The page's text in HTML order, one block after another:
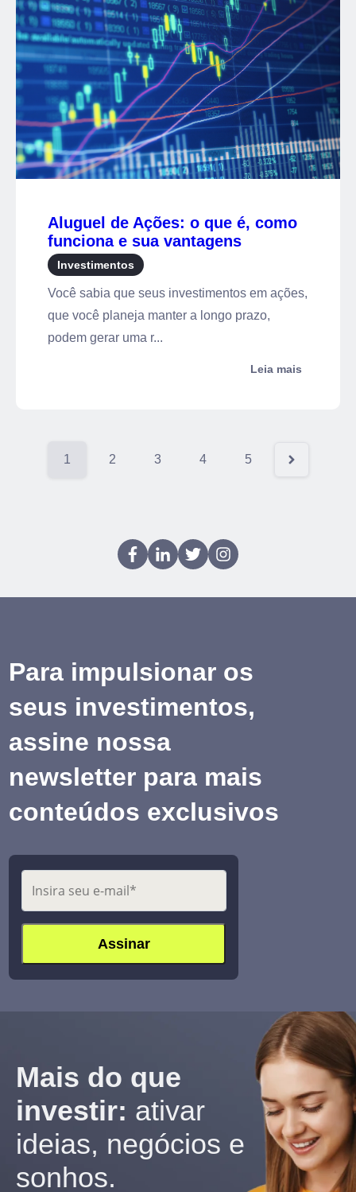
Aluguel de Ações: o que é, como
funciona e sua vantagens
Investimentos
Você sabia que seus investimentos em ações,
que você planeja manter a longo prazo,
podem gerar uma r...
Leia mais
1 2 3 4 5
Para impulsionar os
seus investimentos,
assine nossa
newsletter para mais
conteúdos exclusivos
Mais do que
investir: ativar
ideias, negócios e
sonhos.